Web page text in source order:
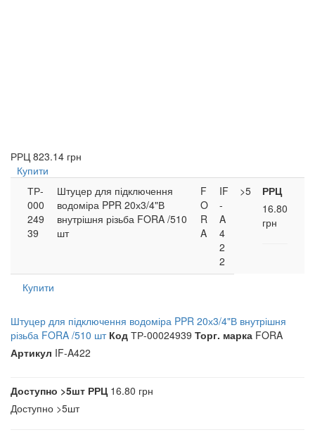
РРЦ 823.14 грн
Купити
ТР-
000
249
39
Штуцер для підключення
водоміра PPR 20х3/4"В
внутрішня різьба FORA /510
шт
F
O
R
A
IF
-
A
4
2
2
>5
РРЦ
16.80
грн
Купити
Штуцер для підключення водоміра PPR 20х3/4"В внутрішня
різьба FORA /510 шт Код ТР-00024939 Торг. марка FORA
Артикул IF-A422
Доступно >5шт РРЦ16.80 грн
Доступно >5шт